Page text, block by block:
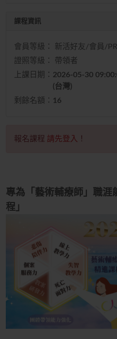
課程資訊
會員等級： 新活好友/會員/
證照等級： 帶領者
上課日期： 2026-05-30
(台灣)
剩餘名額： 16
報名課程 請先登入 ！
專為「藝術輔療師」職涯
程」